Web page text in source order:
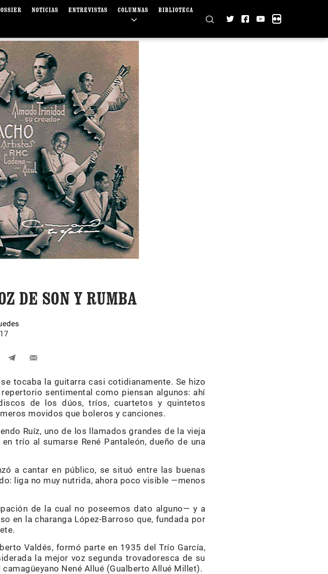
NOTICIAS ENTREVISTAS COLUMNAS BIBLIOTECA
DE SON Y RUMBA
tocaba la guitarra casi cotidianamente. Se hizo
sentimental como piensan algunos: ahí
de los dúos, tríos, cuartetos y quintetos
movidos que boleros y canciones.
Ruíz, uno de los llamados grandes de la vieja
trío al sumarse René Pantaleón, dueño de una
a cantar en público, se situó entre las buenas
liga no muy nutrida, ahora poco visible —menos
de la cual no poseemos dato alguno— y a
en la charanga López-Barroso que, fundada por
Valdés, formó parte en 1935 del Trío García,
la mejor voz segunda trovadoresca de su
Nené Allué (Gualberto Allué Millet).